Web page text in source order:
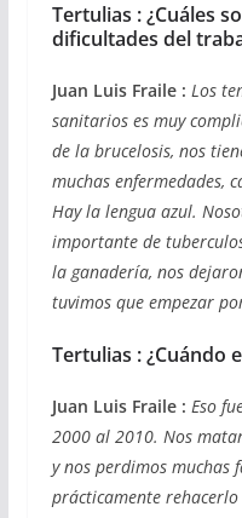
Tertulias : ¿Cuáles
dificultades del
Juan Luis Fraile : Los
sanitarios es muy
de la brucelosis, nos
muchas enfermedades,
Hay la lengua azul.
importante de
la ganadería, nos
tuvimos que empezar
Tertulias : ¿Cuándo
Juan Luis Fraile : Eso
2000 al 2010. Nos
y nos perdimos muchas
prácticamente